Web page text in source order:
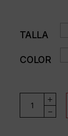
TALLA
COLOR
PLUTO ·